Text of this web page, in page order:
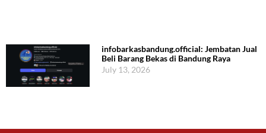
infobarkasbandung.official: Jembatan Jual
Beli Barang Bekas di Bandung Raya
July 13, 2026